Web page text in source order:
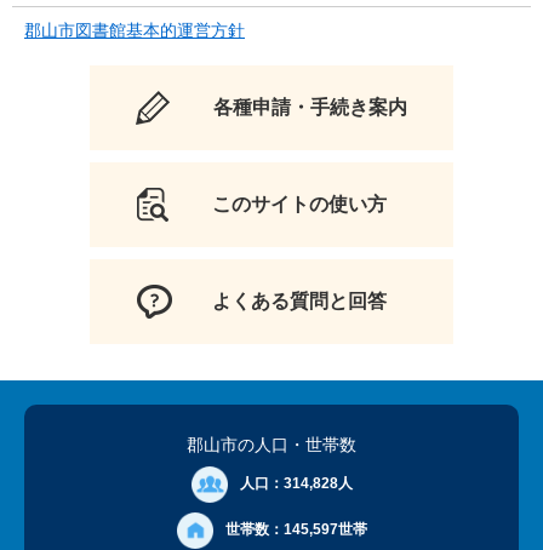
郡山市図書館基本的運営方針
各種申請・手続き案内
このサイトの使い方
よくある質問と回答
郡山市の人口 ・世帯数
人口： 314,828人
世帯数： 145,597世帯